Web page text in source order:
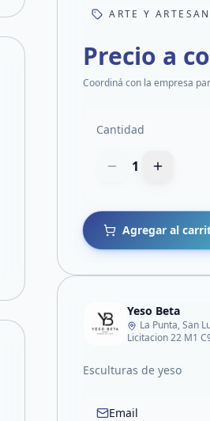
ARTE Y
Precio a
Coordiná con la empresa
Cantidad
1
Agregar al
Yeso Beta
La Punta, San
Licitacion 22 M1
Esculturas de yeso
Email